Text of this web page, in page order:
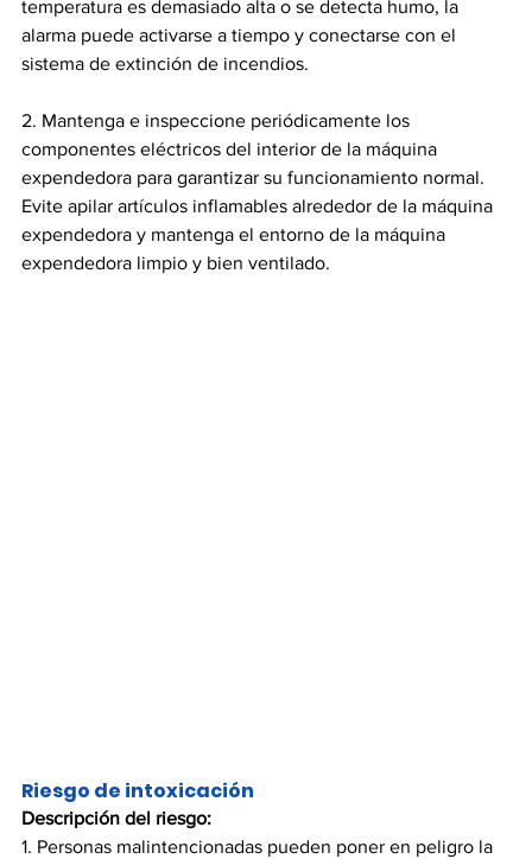
temperatura es demasiado alta o se detecta humo, la
alarma puede activarse a tiempo y conectarse con el
sistema de extinción de incendios.
2. Mantenga e inspeccione periódicamente los
componentes eléctricos del interior de la máquina
expendedora para garantizar su funcionamiento normal.
Evite apilar artículos inflamables alrededor de la máquina
expendedora y mantenga el entorno de la máquina
expendedora limpio y bien ventilado.
Riesgo de intoxicación
Descripción del riesgo:
1. Personas malintencionadas pueden poner en peligro la